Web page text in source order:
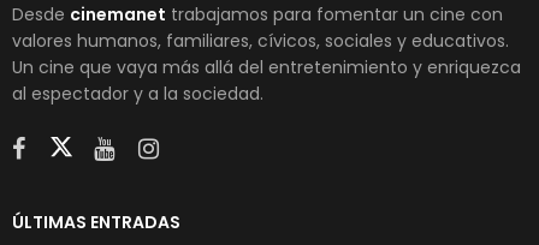
Desde cinemanet trabajamos para fomentar un cine con
valores humanos, familiares, cívicos, sociales y educativos.
Un cine que vaya más allá del entretenimiento y enriquezca
al espectador y a la sociedad.
ÚLTIMAS ENTRADAS